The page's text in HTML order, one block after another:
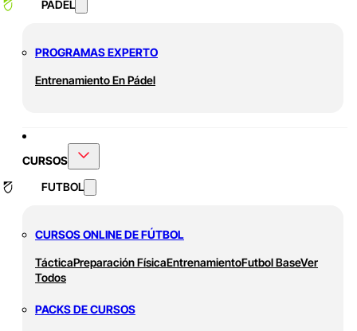
PADEL
PROGRAMAS EXPERTO
Entrenamiento En Pádel
CURSOS
FUTBOL
CURSOS ONLINE DE FÚTBOL
TácticaPreparación FísicaEntrenamientoFutbol BaseVer
Todos
PACKS DE CURSOS